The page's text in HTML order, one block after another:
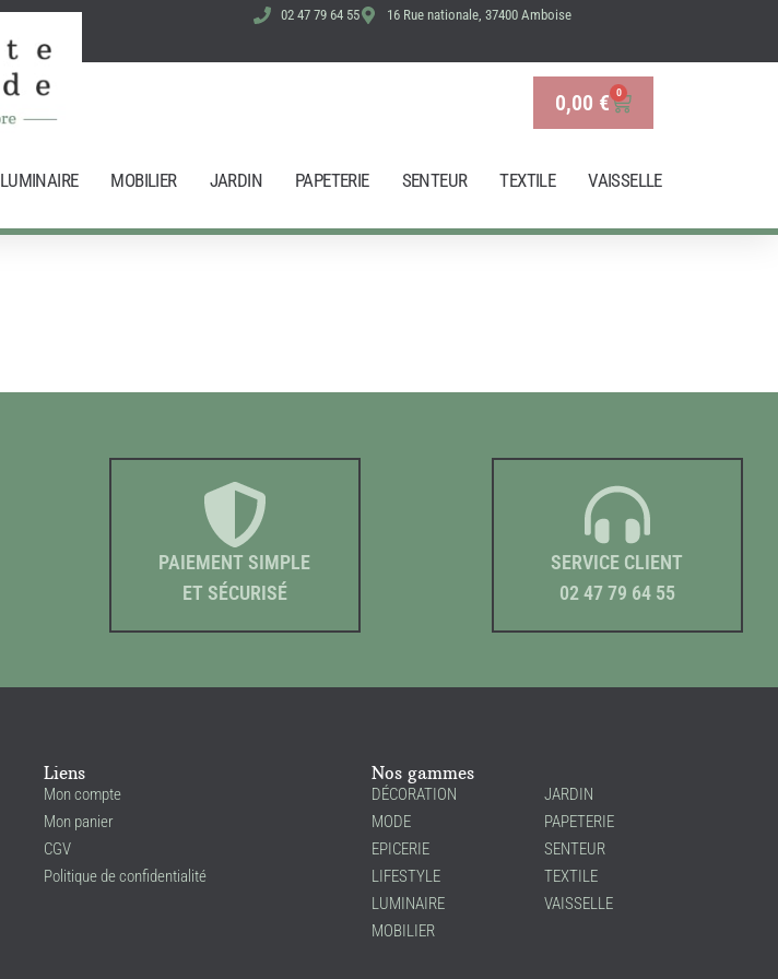
02 47 79 64 55 16 Rue nationale, 37400 Amboise
0,00 € 0
Panier
LUMINAIRE MOBILIER JARDIN PAPETERIE SENTEUR TEXTILE VAISSELLE
PAIEMENT SIMPLE
ET SÉCURISÉ
SERVICE CLIENT
02 47 79 64 55
Liens
Mon compte
Mon panier
CGV
Politique de confidentialité
Nos gammes
DÉCORATION
MODE
EPICERIE
LIFESTYLE
LUMINAIRE
MOBILIER
JARDIN
PAPETERIE
SENTEUR
TEXTILE
VAISSELLE